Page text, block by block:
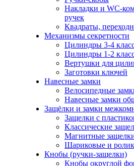
Накладки и WC-
ручек
Квадраты,
Механизмы секретности
Цилиндры 3-4
Цилиндры 1-2
Вертушки для
Заготовки ключей
Навесные замки
Велосипедные
Навесные замки
Защёлки и замки
Защелки с
Классические
Магнитные
Шариковые и
Кнобы (ручки-защелки)
Кнобы округлой